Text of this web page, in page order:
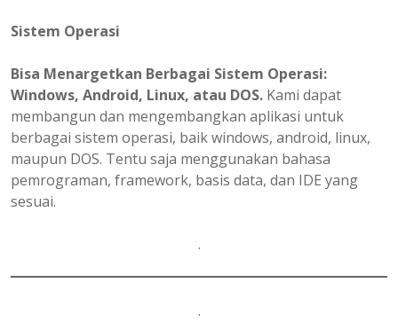
Sistem Operasi
Bisa Menargetkan Berbagai Sistem Operasi:
Windows, Android, Linux, atau DOS. Kami dapat
membangun dan mengembangkan aplikasi untuk
berbagai sistem operasi, baik windows, android, linux,
maupun DOS. Tentu saja menggunakan bahasa
pemrograman, framework, basis data, dan IDE yang
sesuai.
.
.